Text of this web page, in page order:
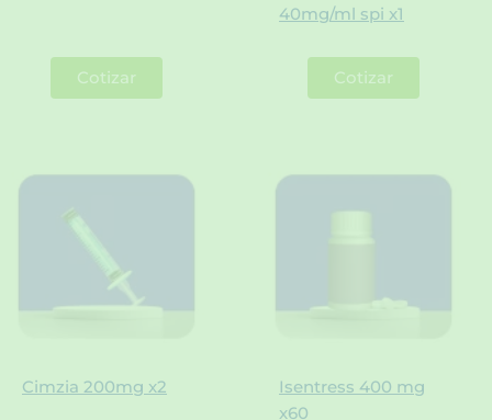
Cotizar
40mg/ml spi x1
Cotizar
Cimzia 200mg x2
Isentress 400 mg
x60